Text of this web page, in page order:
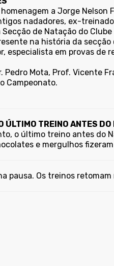
a Jorge Nelson
nadadores, ex-
de Natação do
na história da
especialista em provas de
Pedro Mota, Prof. Vicente
Campeonato.
ÚLTIMO TREINO ANTES DO
o último treino antes do
e mergulhos
pausa. Os treinos